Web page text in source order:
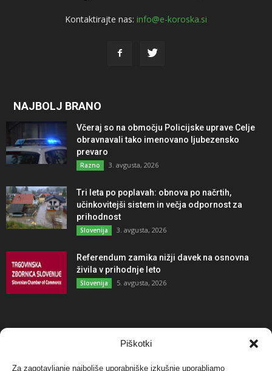
Piškotki
Za zagotavljanje najboljše uporabniške izkušnje uporabljamo
Kontaktirajte nas: info@e-koroska.si
NAJBOLJ BRANO
Včeraj so na območju Policijske uprave Celje
obravnavali tako imenovano ljubezensko
prevaro
Razno 3. avgusta, 2026
Tri leta po poplavah: obnova po načrtih,
učinkovitejši sistem in večja odpornost za
prihodnost
Slovenija 3. avgusta, 2026
Referendum zamika nižji davek na osnovna
živila v prihodnje leto
Slovenija 5. avgusta, 2026
NAJBOLJ KOMENTIRANO
Protest proti vetrnim elektrarnam na Ojstrici, v